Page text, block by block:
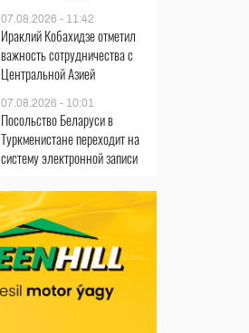
07.08.2026 - 11:42
Ираклий Кобахидзе отметил
важность сотрудничества с
Центральной Азией
07.08.2026 - 10:01
Посольство Беларуси в
Туркменистане переходит на
систему электронной записи